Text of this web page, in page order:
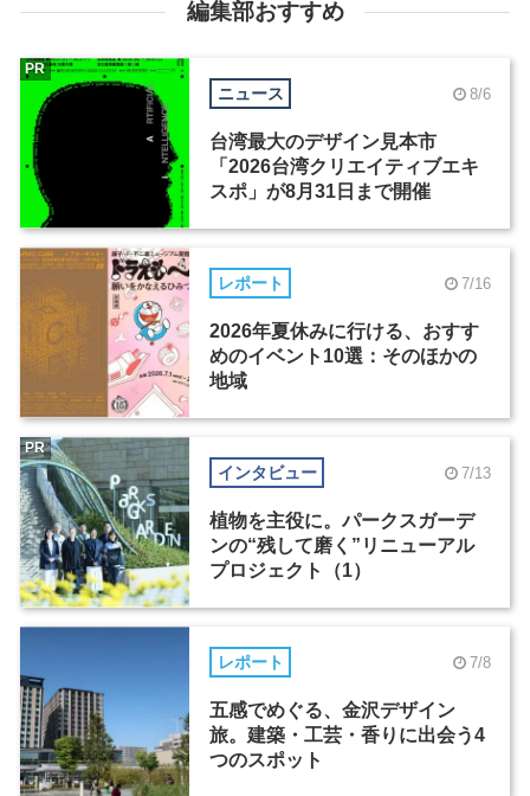
編集部おすすめ
ニュース 8/6
台湾最大のデザイン見本市
「2026台湾クリエイティブエキ
スポ」が8月31日まで開催
PR
レポート 7/16
2026年夏休みに行ける、おすす
めのイベント10選：そのほかの
地域
インタビュー 7/13
植物を主役に。パークスガーデ
ンの“残して磨く”リニューアル
プロジェクト（1）
PR
レポート 7/8
五感でめぐる、金沢デザイン
旅。建築・工芸・香りに出会う4
つのスポット